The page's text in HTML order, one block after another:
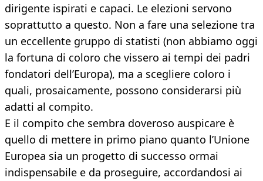
dirigente ispirati e capaci. Le elezioni servono
soprattutto a questo. Non a fare una selezione tra
un eccellente gruppo di statisti (non abbiamo oggi
la fortuna di coloro che vissero ai tempi dei padri
fondatori dell’Europa), ma a scegliere coloro i
quali, prosaicamente, possono considerarsi più
adatti al compito.
E il compito che sembra doveroso auspicare è
quello di mettere in primo piano quanto l’Unione
Europea sia un progetto di successo ormai
indispensabile e da proseguire, accordandosi ai